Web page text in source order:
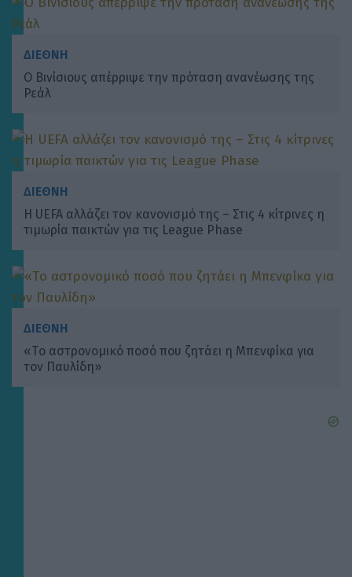
ΔΙΕΘΝΗ
O Βινίσιους απέρριψε την πρόταση ανανέωσης της
Ρεάλ
ΔΙΕΘΝΗ
Η UEFA αλλάζει τον κανονισμό της – Στις 4 κίτρινες η
τιμωρία παικτών για τις League Phase
ΔΙΕΘΝΗ
«Tο αστρονομικό ποσό που ζητάει η Μπενφίκα για
τον Παυλίδη»